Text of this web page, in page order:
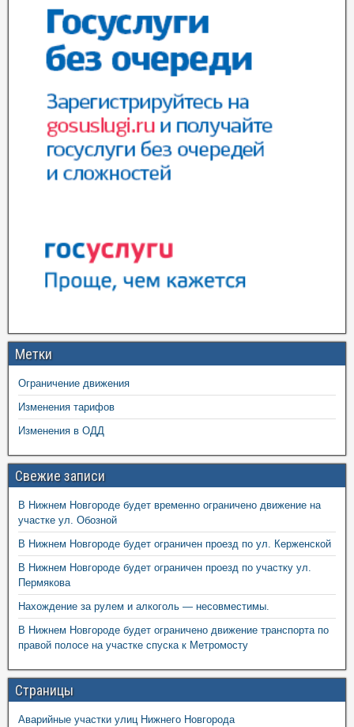
Метки
Ограничение движения
Изменения тарифов
Изменения в ОДД
Свежие записи
В Нижнем Новгороде будет временно ограничено движение на
участке ул. Обозной
В Нижнем Новгороде будет ограничен проезд по ул. Керженской
В Нижнем Новгороде будет ограничен проезд по участку ул.
Пермякова
Нахождение за рулем и алкоголь — несовместимы.
В Нижнем Новгороде будет ограничено движение транспорта по
правой полосе на участке спуска к Метромосту
Страницы
Аварийные участки улиц Нижнего Новгорода